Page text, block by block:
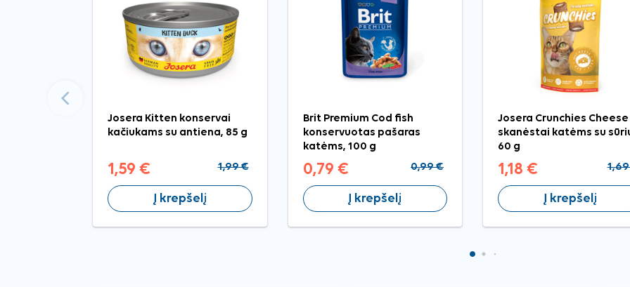
Josera Kitten konservai
kačiukams su antiena, 85 g
1,59 € 1,99 €
Į krepšelį
Brit Premium Cod fish
konservuotas pašaras
katėms, 100 g
0,79 € 0,99 €
Į krepšelį
Josera Crunchies Cheese
skanėstai katėms su
60 g
1,18 €
Į krepšelį